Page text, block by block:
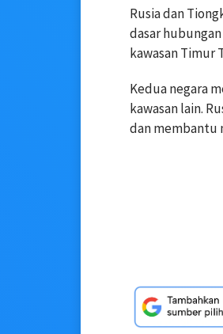
Rusia dan
dasar
kawasan Timur
Kedua negara
kawasan lain.
dan membantu